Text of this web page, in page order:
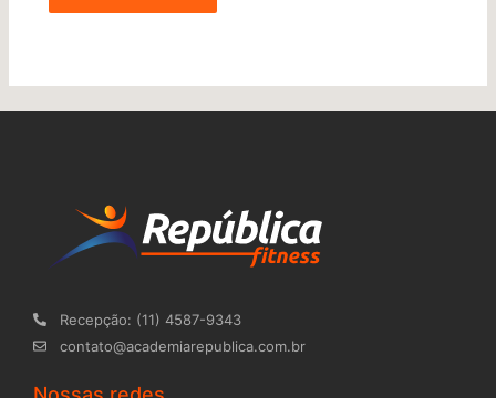
Recepção: (11) 4587-9343
contato@academiarepublica.com.br